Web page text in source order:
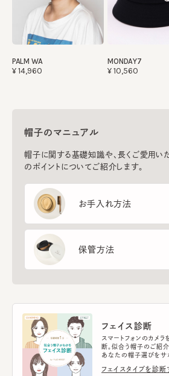
PALM WA
¥14,960
MONDAY7
¥10,560
帽子のマニュアル
帽子に関する基礎知識や、長くご愛用い
のポイントについてご紹介します。
お手入れ方法
保管方法
フェイス診断
スマートフォンのカメラ
断。似合う帽子のご紹
あなたの帽子選びをサ
フェイスタイプを診断